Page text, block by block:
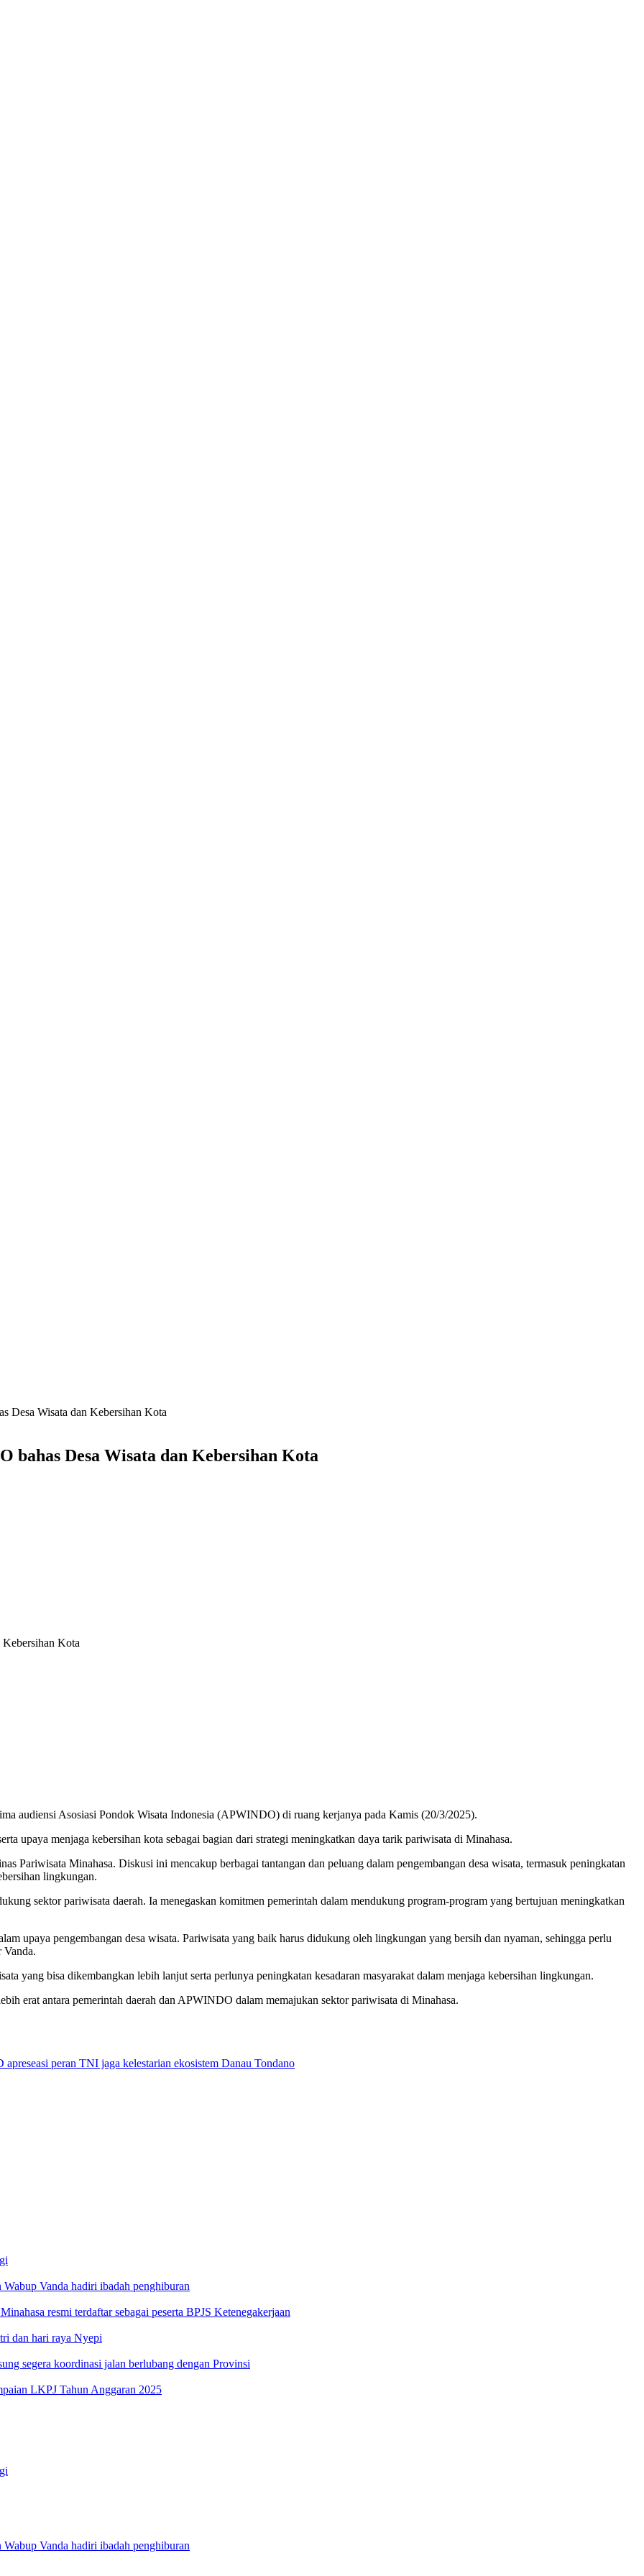
Desa Wisata dan Kebersihan Kota
bahas Desa Wisata dan Kebersihan Kota
Kota
audiensi Asosiasi Pondok Wisata Indonesia (APWINDO) di ruang kerjanya pada Kamis (20/3/2025).
upaya menjaga kebersihan kota sebagai bagian dari strategi meningkatkan daya tarik pariwisata di Minahasa.
Pariwisata Minahasa. Diskusi ini mencakup berbagai tantangan dan peluang dalam pengembangan desa wisata, termasuk peningkatan
lingkungan.
sektor pariwisata daerah. Ia menegaskan komitmen pemerintah dalam mendukung program-program yang bertujuan meningkatkan
upaya pengembangan desa wisata. Pariwisata yang baik harus didukung oleh lingkungan yang bersih dan nyaman, sehingga perlu
Vanda.
yang bisa dikembangkan lebih lanjut serta perlunya peningkatan kesadaran masyarakat dalam menjaga kebersihan lingkungan.
erat antara pemerintah daerah dan APWINDO dalam memajukan sektor pariwisata di Minahasa.
peran TNI jaga kelestarian ekosistem Danau Tondano
Vanda hadiri ibadah penghiburan
resmi terdaftar sebagai peserta BPJS Ketenegakerjaan
dan hari raya Nyepi
segera koordinasi jalan berlubang dengan Provinsi
LKPJ Tahun Anggaran 2025
Vanda hadiri ibadah penghiburan